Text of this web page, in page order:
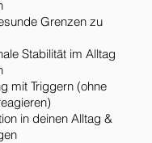
Grenzen zu
Stabilität im Alltag
mit Triggern (ohne
in deinen Alltag &